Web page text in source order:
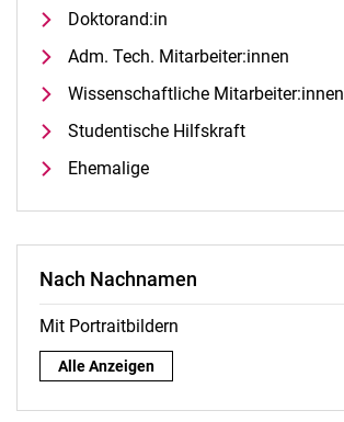
Doktorand:in
Adm. Tech. Mitarbeiter:innen
Wissenschaftliche Mitarbeiter:innen
Studentische Hilfskraft
Ehemalige
Nach Nachnamen
Mit Portraitbildern
Nach Nachnamen:
Alle Anzeigen